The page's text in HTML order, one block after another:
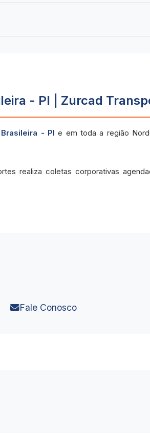
- PI | Zurcad
- PI e em toda a região
realiza coletas corporativas
Fale Conosco